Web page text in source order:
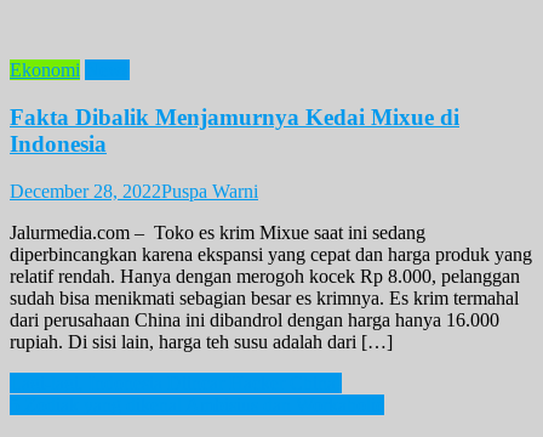
Ekonomi
Fakta Dibalik Menjamurnya Kedai Mixue di
Indonesia
December 28, 2022Puspa Warni
Jalurmedia.com – Toko es krim Mixue saat ini sedang
diperbincangkan karena ekspansi yang cepat dan harga produk yang
relatif rendah. Hanya dengan merogoh kocek Rp 8.000, pelanggan
sudah bisa menikmati sebagian besar es krimnya. Es krim termahal
dari perusahaan China ini dibandrol dengan harga hanya 16.000
rupiah. Di sisi lain, harga teh susu adalah dari […]
Post
navigation